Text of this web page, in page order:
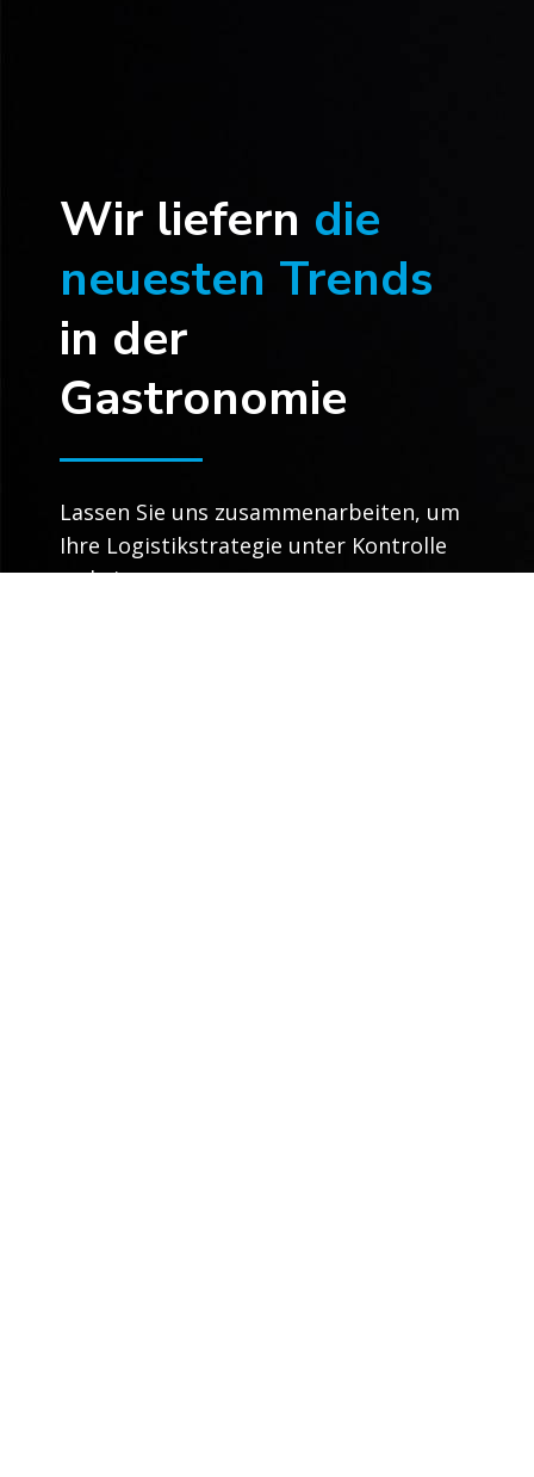
Wir liefern die
neuesten Trends
in der
Gastronomie
Lassen Sie uns zusammenarbeiten, um
Ihre Logistikstrategie unter Kontrolle
zu bringen.